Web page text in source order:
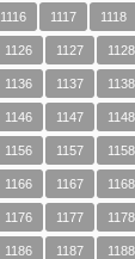
1116 1117 1118
1126 1127 1128
1136 1137 1138
1146 1147 1148
1156 1157 1158
1166 1167 1168
1176 1177 1178
1186 1187 1188